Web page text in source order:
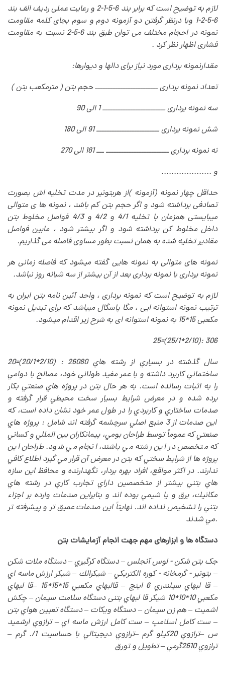
لازم به توضیح است که برابر بند 6-5-1-2 و رعایت عملی ردیف الف بند
6-5-2-1 وبا درنظر گرفتن دو آزمونه دوم و سوم بجای کلمه مقاومت
نمونه در احجام مختلف می توان طبق بند 6-5-2 نسبت به مقاومت
فشاری اظهار نظر کرد .
مقدارنمونه برداری مورد نیاز برای دالها و دیوارها:
تعداد نمونه برداری ـــــــــــــــــــــــــ حجم بتن ( مترمکعب بتن)
سه نمونه برداری ـــــــــــــــــــــــــ 1 الی 90
شش نمونه برداری ـــــــــــــــــــــــــ 91 الی 180
نه نمونه برداری ـــــــــــــــــــــــــ ـــ 181 الی 270
و ....................
حداقل چهار نمونه (آزمونه )‌از هربتونیر در مدت تخلیه اش بصورت
تصادفی برداشته شود و اگر حجم بتن کم باشد ، نمونه ها ی متوالی
میبایستی همزمان با تخلیه 4/1 و 4/2 و 4/3 فواصل مخلوط بتن
داخل مخلوط کن برداشته شود و اگر بیشتر شود ، مابین فواصل
مقادیر تخلیه شده به همان نسبت بطور مساوی فاصله می گذاریم.
نمونه های متوالی به نمونه هایی گفته میشود که فاصله زمانی هر
نمونه برداری با نمونه برداری بعد از آن بیشتر از سه شبانه روز نباشد.
لازم به توضیح است که نمونه برداری ، واحد آئین نامه بتن ایران به
ترتیب نمونه استوانه ایی ، مگا پاسگال مبیاشد که برای تبدیل نمونه
مکعبی 15*15 به نمونه استوانه ای به شرح زیر اقدام میشود
.
25=(25/1*2/10): 306
20=(20/1*2/10) : 26080 سال گذشته در بسياري از رشته هاي
ساختماني كاربرد داشته و با عمر مفيد طولاني خود، مصالح با دوامي
را به اثبات رسانده است. به هر حال بتن در پروژه هاي صنعتي بكار
برده شده و در معرض شرايط بسيار سخت محيطي قرار گرفته و
صدمات ساختاري و كاربردي را در طول عمر خود نشان داده است، كه
این صدمات از 3 منبع اصلي سرچشمه گرفته اند شامل : پروژه هاي
صنعتي كه عموماً توسط طراحان بومي، پيمانكاران بين المللي و كساني
كه متخصص در اين رشته مي باشند، انجام مي شود. طراحان اين
پروژه ها از شرايط سختي كه بتن در معرض آن قرار مي گيرد اطلاع كافي
ندارند. در اكثر مواقع، افراد بهره بردار، نگهدارنده و محافظ اين سازه
هاي بتني بيشتر از متخصصين داراي تجارب كاري در رشته هاي
مكانيك، برق و يا شيمي بوده اند و بنابراين صدمات وارده بر اجزاء
بتني را تشخيص نداده اند. نهايتاً اين صدمات عميق تر و پيشرفته تر
مي شدند.
دستگاه ها و ابزارهای مهم جهت انجام آزمایشات بتن
جک بتن شکن - لوس آنجلس – دستگاه كرگيري – دستگاه ملات شكن
– بتونير - گرمخانه - كوره الكتريكي – شيكرالك – شيكر ارزش ماسه اي
– قا لبهاي سيلندري 6 اينچ – قالبهاي مكعبي 15*15*15 –قا لبهاي
مكعبي 10*10*10 شيكر قا لبهاي بتنی دستگاه سلامت سيمان – چكش
اشميت – هم زن سيمان – دستگاه ويكات – دستگاه تعيين هواي بتن
– ست كامل اسلامپ – ست كامل ارزش ماسه اي – ترازوي ارشميد
س –ترازوي 20كيلو گرم –ترازوي ديجيتالي با حساسيت 1/. گرم –
ترازوي 2610گرمي – تطويل و تورق